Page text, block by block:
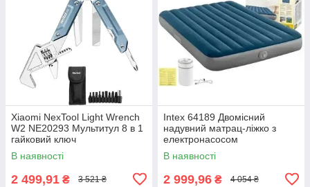
Xiaomi NexTool Light Wrench
W2 NE20293 Мультитул 8 в 1
гайковий ключ
В наявності
2 499,91 ₴ 3 521 ₴
Intex 64189 Двомісний
надувний матрац-ліжко з
електронасосом
В наявності
2 999,96 ₴ 4 054 ₴